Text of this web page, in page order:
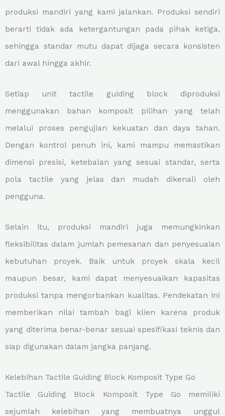
produksi mandiri yang kami jalankan. Produksi sendiri
berarti tidak ada ketergantungan pada pihak ketiga,
sehingga standar mutu dapat dijaga secara konsisten
dari awal hingga akhir.
Setiap unit tactile guiding block diproduksi
menggunakan bahan komposit pilihan yang telah
melalui proses pengujian kekuatan dan daya tahan.
Dengan kontrol penuh ini, kami mampu memastikan
dimensi presisi, ketebalan yang sesuai standar, serta
pola tactile yang jelas dan mudah dikenali oleh
pengguna.
Selain itu, produksi mandiri juga memungkinkan
fleksibilitas dalam jumlah pemesanan dan penyesuaian
kebutuhan proyek. Baik untuk proyek skala kecil
maupun besar, kami dapat menyesuaikan kapasitas
produksi tanpa mengorbankan kualitas. Pendekatan ini
memberikan nilai tambah bagi klien karena produk
yang diterima benar-benar sesuai spesifikasi teknis dan
siap digunakan dalam jangka panjang.
Kelebihan Tactile Guiding Block Komposit Type Go
Tactile Guiding Block Komposit Type Go memiliki
sejumlah kelebihan yang membuatnya unggul